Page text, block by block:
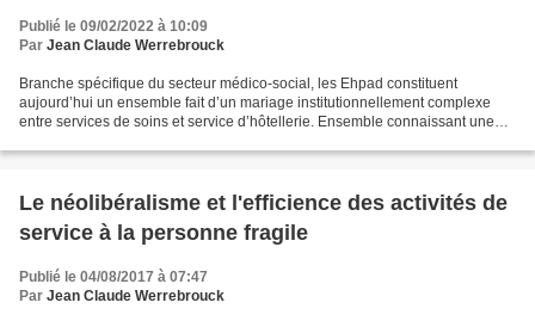
Publié le 09/02/2022 à 10:09
Par Jean Claude Werrebrouck
Branche spécifique du secteur médico-social, les Ehpad constituent
aujourd’hui un ensemble fait d’un mariage institutionnellement complexe
entre services de soins et service d’hôtellerie. Ensemble connaissant une
Le néolibéralisme et l'efficience des activités de
service à la personne fragile
Publié le 04/08/2017 à 07:47
Par Jean Claude Werrebrouck